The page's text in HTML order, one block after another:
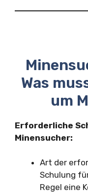
Was
um
Erforderliche
Minensucher:
Art der
Schulung
Regel eine